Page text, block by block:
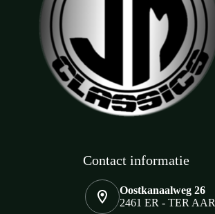
Contact informatie
Oostkanaalweg 26
2461 ER - TER AAR